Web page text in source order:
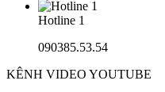
Hotline 1
090385.53.54
KÊNH VIDEO YOUTUBE